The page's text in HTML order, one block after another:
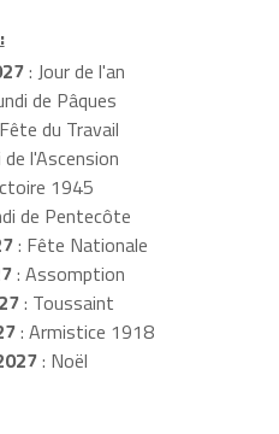
: Jour de l'an
de Pâques
du Travail
de l'Ascension
1945
de Pentecôte
: Fête Nationale
: Assomption
: Toussaint
: Armistice 1918
: Noël